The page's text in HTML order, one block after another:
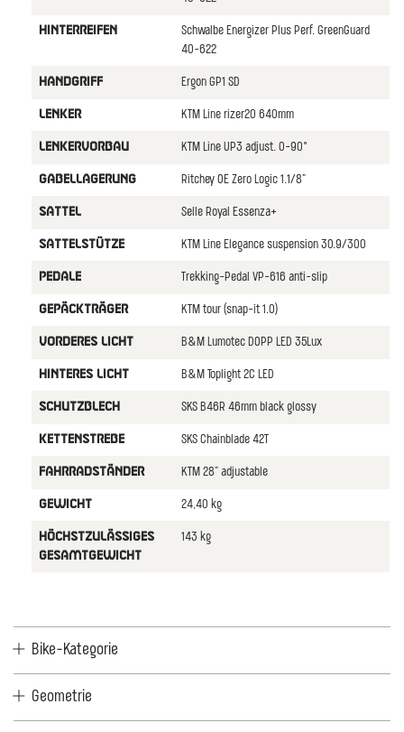
HINTERREIFEN
Schwalbe Energizer Plus Perf. GreenGuard
40-622
HANDGRIFF Ergon GP1 SD
LENKER KTM Line rizer20 640mm
LENKERVORBAU KTM Line UP3 adjust. 0-90°
GABELLAGERUNG Ritchey OE Zero Logic 1.1/8"
SATTEL Selle Royal Essenza+
SATTELSTÜTZE KTM Line Elegance suspension 30.9/300
PEDALE Trekking-Pedal VP-616 anti-slip
GEPÄCKTRÄGER KTM tour (snap-it 1.0)
VORDERES LICHT B&M Lumotec DOPP LED 35Lux
HINTERES LICHT B&M Toplight 2C LED
SCHUTZBLECH SKS B46R 46mm black glossy
KETTENSTREBE SKS Chainblade 42T
FAHRRADSTÄNDER KTM 28" adjustable
GEWICHT 24,40 kg
HÖCHSTZULÄSSIGES
GESAMTGEWICHT
143 kg
Bike-Kategorie
Geometrie